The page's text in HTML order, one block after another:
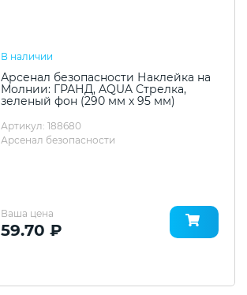
В наличии
Арсенал безопасности Наклейка на
Молнии: ГРАНД, AQUA Стрелка,
зеленый фон (290 мм х 95 мм)
Артикул: 188680
Арсенал безопасности
Ваша цена
59.70 ₽